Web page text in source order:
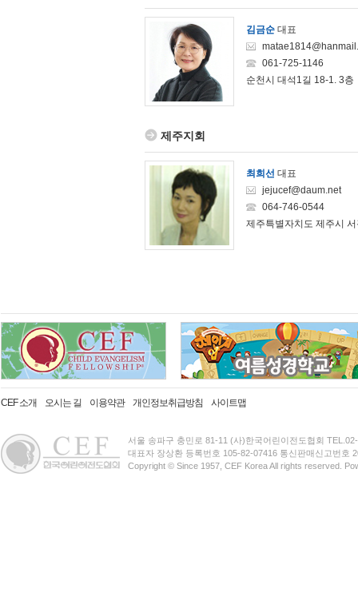
김금순 대표
061-725-1146
순천시 대석1길 18-1. 3층
제주지회
최희선 대표
jejucef@daum.net
064-746-0544
제주특별자치도 제주시
CEF 소개 오시는 길 이용약관 개인정보취급방침 사이트맵
서울 송파구 충민로 81-11 (사)한국어린이전도협회
대표자 장상환 등록번호 105-82-07416 통신판매신고번호
Copyright © Since 1957, CEF Korea All rights reserved.